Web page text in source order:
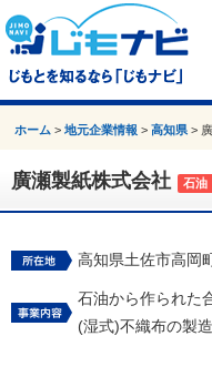
ホーム >地元企業情報 >高知県 >
廣瀬製紙株式会社 石油
高知県土佐市高岡
石油から作られた
(湿式)不織布の製